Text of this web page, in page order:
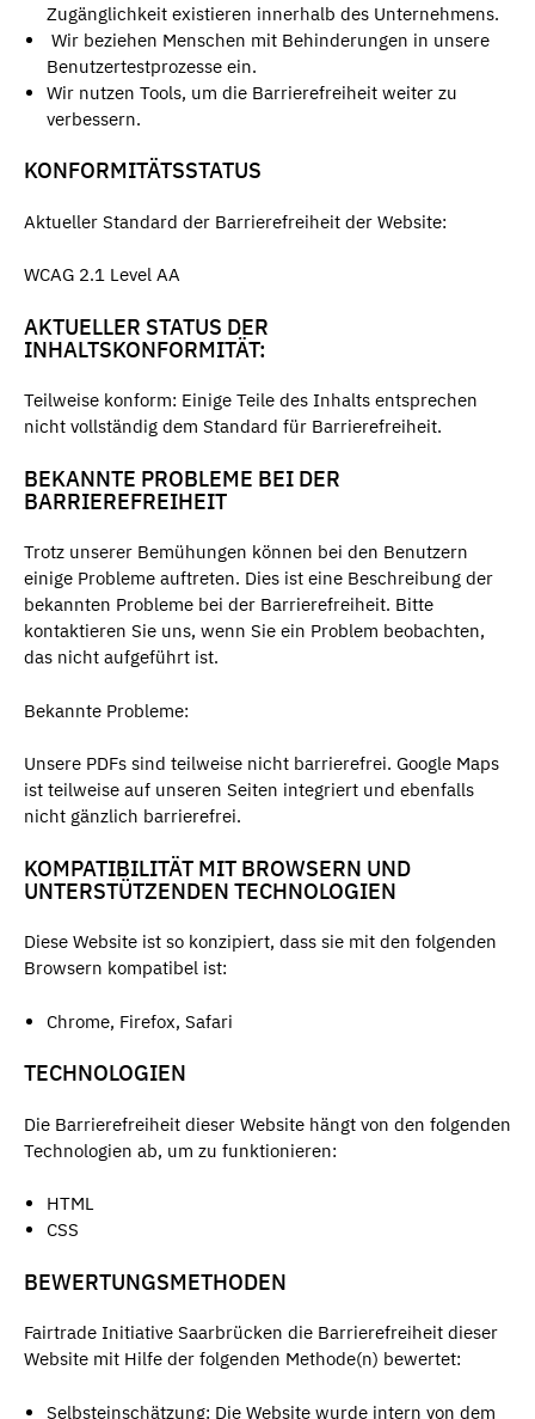
Zugänglichkeit existieren innerhalb des Unternehmens.
Wir beziehen Menschen mit Behinderungen in unsere
Benutzertestprozesse ein.
Wir nutzen Tools, um die Barrierefreiheit weiter zu
verbessern.
KONFORMITÄTSSTATUS
Aktueller Standard der Barrierefreiheit der Website:
WCAG 2.1 Level AA
AKTUELLER STATUS DER
INHALTSKONFORMITÄT:
Teilweise konform: Einige Teile des Inhalts entsprechen
nicht vollständig dem Standard für Barrierefreiheit.
BEKANNTE PROBLEME BEI DER
BARRIEREFREIHEIT
Trotz unserer Bemühungen können bei den Benutzern
einige Probleme auftreten. Dies ist eine Beschreibung der
bekannten Probleme bei der Barrierefreiheit. Bitte
kontaktieren Sie uns, wenn Sie ein Problem beobachten,
das nicht aufgeführt ist.
Bekannte Probleme:
Unsere PDFs sind teilweise nicht barrierefrei. Google Maps
ist teilweise auf unseren Seiten integriert und ebenfalls
nicht gänzlich barrierefrei.
KOMPATIBILITÄT MIT BROWSERN UND
UNTERSTÜTZENDEN TECHNOLOGIEN
Diese Website ist so konzipiert, dass sie mit den folgenden
Browsern kompatibel ist:
Chrome, Firefox, Safari
TECHNOLOGIEN
Die Barrierefreiheit dieser Website hängt von den folgenden
Technologien ab, um zu funktionieren:
HTML
CSS
BEWERTUNGSMETHODEN
Fairtrade Initiative Saarbrücken die Barrierefreiheit dieser
Website mit Hilfe der folgenden Methode(n) bewertet:
Selbsteinschätzung: Die Website wurde intern von dem